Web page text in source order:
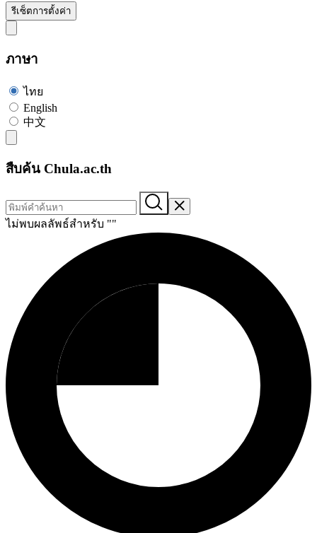
รีเซ็ตการตั้งค่า
ภาษา
ไทย
English
中文
สืบค้น Chula.ac.th
ไม่พบผลลัพธ์สำหรับ ""